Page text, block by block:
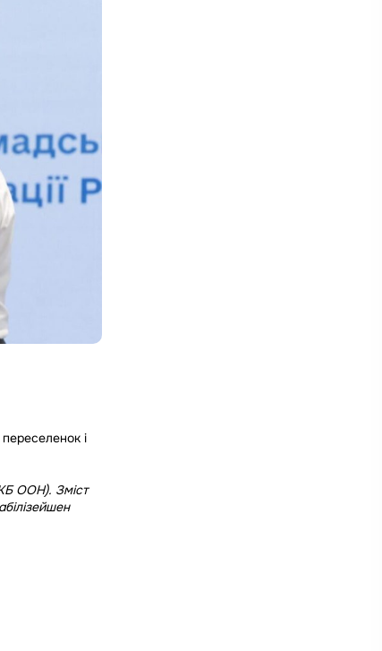
і
ООН). Зміст